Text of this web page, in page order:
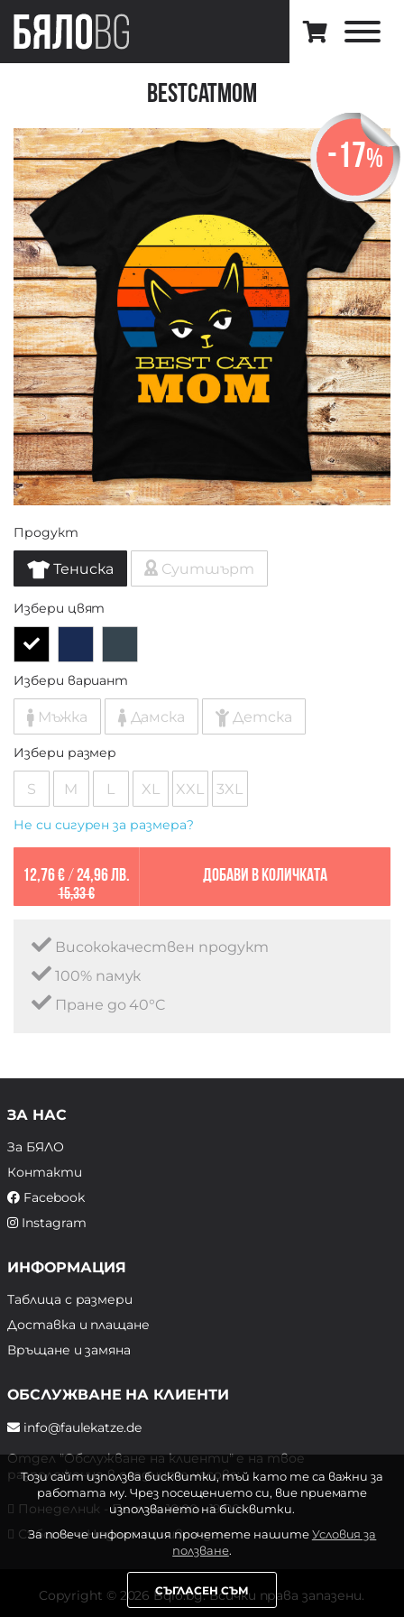
BestCatMom
-17%
Продукт
Тениска Суитшърт
Избери цвят
Избери вариант
Мъжка Дамска Детска
Избери размер
S M L XL XXL 3XL
Не си сигурен за размера?
12,76 €/ 24,96 лв.
15,33 €
Добави в количката
Висококачествен продукт
100% памук
Пране до 40°C
ЗА НАС
За БЯЛО
Контакти
Facebook
Instagram
ИНФОРМАЦИЯ
Таблица с размери
Доставка и плащане
Връщане и замяна
ОБСЛУЖВАНЕ НА КЛИЕНТИ
info@faulekatze.de
Отдел "Обслужване на клиенти" е на твое
разположение в следните часове:
Понеделник - Петък: 10:00 - 19:00 ч.
Събота и Неделя: почивен ден
Copyright © 2026 Bqlo.bg. Всички права запазени.
Този сайт използва бисквитки, тъй като те са важни за
работата му. Чрез посещението си, вие приемате
използването на бисквитки.
За повече информация прочетете нашитеУсловия за
ползване.
СЪГЛАСЕН СЪМ